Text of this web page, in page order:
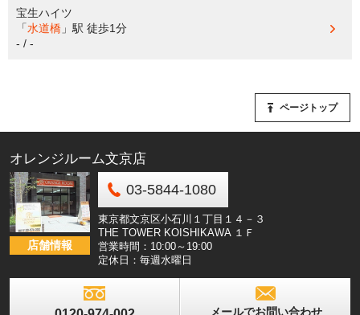
宝生ハイツ
「水道橋 」駅 徒歩1分
- / -
ページトップ
オレンジルーム文京店
店舗情報
03-5844-1080
東京都文京区小石川１丁目１４－３
THE TOWER KOISHIKAWA １Ｆ
営業時間：10:00～19:00
定休日：毎週水曜日
メールでお問い合わせ